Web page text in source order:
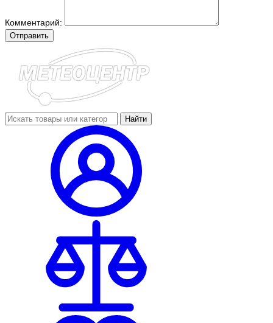
Комментарий:
Отправить
Найти